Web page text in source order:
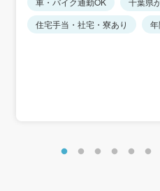
★転居を伴う転勤なし（近隣
※固定残業代制なし
※時間外手当は別途全額支給
※経験・能力を考慮します。
住宅手当・社宅・寮あり